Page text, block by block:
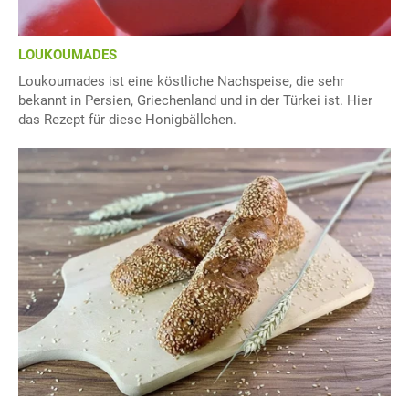
LOUKOUMADES
Loukoumades ist eine köstliche Nachspeise, die sehr
bekannt in Persien, Griechenland und in der Türkei ist. Hier
das Rezept für diese Honigbällchen.